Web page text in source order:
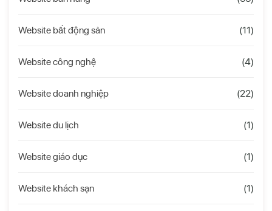
Website bất động sản (11)
Website công nghệ (4)
Website doanh nghiệp (22)
Website du lịch (1)
Website giáo dục (1)
Website khách sạn (1)